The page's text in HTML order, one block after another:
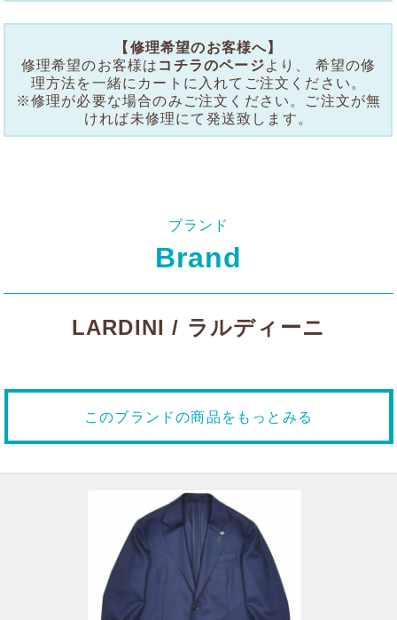
【修理希望のお客様へ】
修理希望のお客様は コチラのページより、 希望の修
理方法を一緒にカートに入れてご注文ください。
※修理が必要な場合のみご注文ください。ご注文が無
ければ未修理にて発送致します。
ブランド
Brand
LARDINI / ラルディーニ
このブランドの商品をもっとみる